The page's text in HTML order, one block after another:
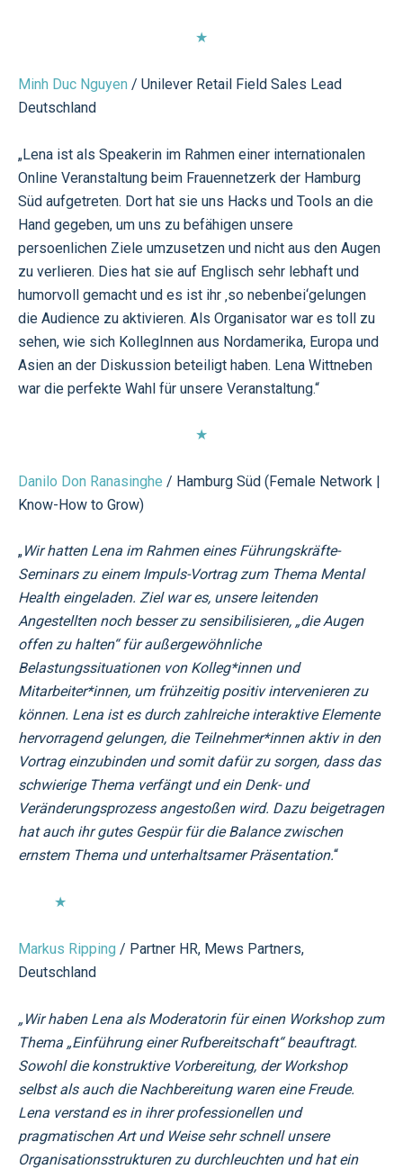
★
Minh Duc Nguyen / Unilever Retail Field Sales Lead
Deutschland
„Lena ist als Speakerin im Rahmen einer internationalen
Online Veranstaltung beim Frauennetzerk der Hamburg
Süd aufgetreten. Dort hat sie uns Hacks und Tools an die
Hand gegeben, um uns zu befähigen unsere
persoenlichen Ziele umzusetzen und nicht aus den Augen
zu verlieren. Dies hat sie auf Englisch sehr lebhaft und
humorvoll gemacht und es ist ihr ‚so nebenbei‘gelungen
die Audience zu aktivieren. Als Organisator war es toll zu
sehen, wie sich KollegInnen aus Nordamerika, Europa und
Asien an der Diskussion beteiligt haben. Lena Wittneben
war die perfekte Wahl für unsere Veranstaltung.“
★
Danilo Don Ranasinghe / Hamburg Süd (Female Network |
Know-How to Grow)
„Wir hatten Lena im Rahmen eines Führungskräfte-
Seminars zu einem Impuls-Vortrag zum Thema Mental
Health eingeladen. Ziel war es, unsere leitenden
Angestellten noch besser zu sensibilisieren, „die Augen
offen zu halten“ für außergewöhnliche
Belastungssituationen von Kolleg*innen und
Mitarbeiter*innen, um frühzeitig positiv intervenieren zu
können. Lena ist es durch zahlreiche interaktive Elemente
hervorragend gelungen, die Teilnehmer*innen aktiv in den
Vortrag einzubinden und somit dafür zu sorgen, dass das
schwierige Thema verfängt und ein Denk- und
Veränderungsprozess angestoßen wird. Dazu beigetragen
hat auch ihr gutes Gespür für die Balance zwischen
ernstem Thema und unterhaltsamer Präsentation.“
★
Markus Ripping / Partner HR, Mews Partners,
Deutschland
„Wir haben Lena als Moderatorin für einen Workshop zum
Thema „Einführung einer Rufbereitschaft“ beauftragt.
Sowohl die konstruktive Vorbereitung, der Workshop
selbst als auch die Nachbereitung waren eine Freude.
Lena verstand es in ihrer professionellen und
pragmatischen Art und Weise sehr schnell unsere
Organisationsstrukturen zu durchleuchten und hat ein